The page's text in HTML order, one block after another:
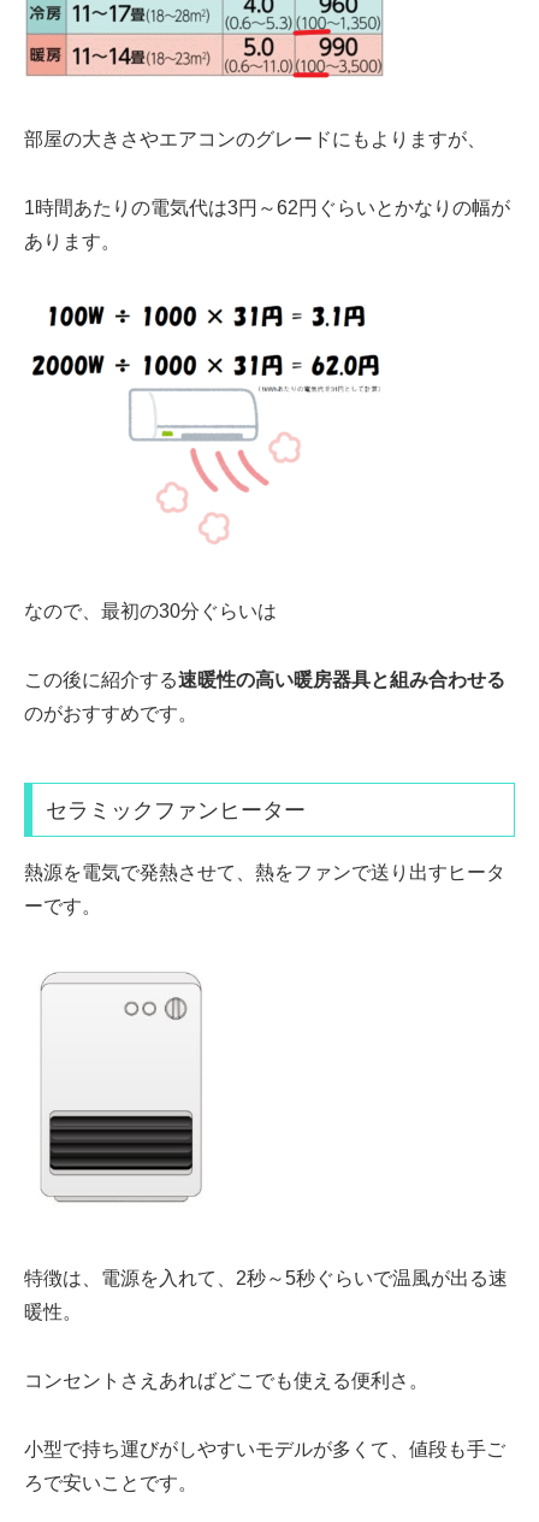
部屋の大きさやエアコンのグレードにもよりますが、
1時間あたりの電気代は3円～62円 ぐらいとかなりの幅が
あります。
なので、最初の30分ぐらいは
この後に紹介する速暖性の高い暖房器具と組み合わせる
のがおすすめです。
セラミックファンヒーター
熱源を電気で発熱させて、熱をファンで送り出す ヒータ
ーです。
特徴は、電源を入れて、 2秒～5秒ぐらいで温風が出る速
暖性。
コンセント さえあればどこでも使える便利さ。
小型で持ち運びがしやすいモデルが多くて、 値段も手ご
ろで安いことです。